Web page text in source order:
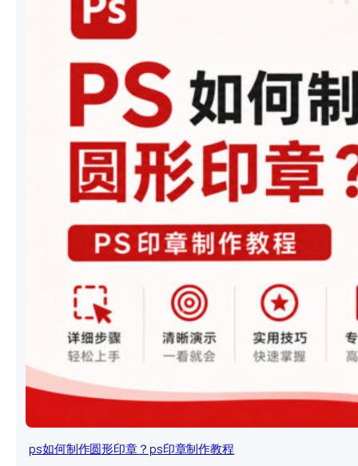
ps如何制作圆形印章？ps印章制作教程